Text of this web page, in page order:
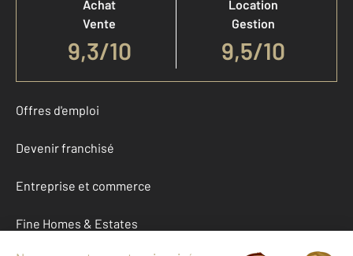
Achat
Vente
9,3/10
Location
Gestion
9,5/10
Offres d'emploi
Devenir franchisé
Entreprise et commerce
Fine Homes & Estates